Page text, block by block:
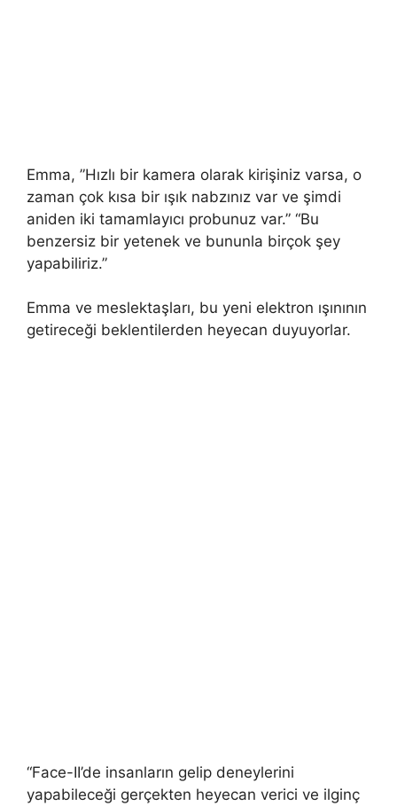
Emma, ​​”Hızlı bir kamera olarak kirişiniz varsa, o
zaman çok kısa bir ışık nabzınız var ve şimdi
aniden iki tamamlayıcı probunuz var.” “Bu
benzersiz bir yetenek ve bununla birçok şey
yapabiliriz.”
Emma ve meslektaşları, bu yeni elektron ışınının
getireceği beklentilerden heyecan duyuyorlar.
“Face-II’de insanların gelip deneylerini
yapabileceği gerçekten heyecan verici ve ilginç